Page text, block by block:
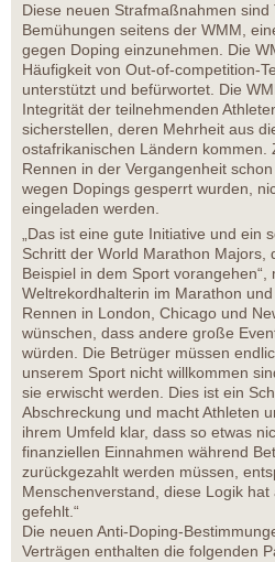
Diese neuen Strafmaßnahmen sind
Bemühungen seitens der WMM,
gegen Doping einzunehmen. Die
Häufigkeit von Out-of-competition-
unterstützt und befürwortet. Die
Integrität der teilnehmenden
sicherstellen, deren Mehrheit aus
ostafrikanischen Ländern kommen.
Rennen in der Vergangenheit
wegen Dopings gesperrt wurden,
eingeladen werden.
„Das ist eine gute Initiative und ein
Schritt der World Marathon Majors,
Beispiel in dem Sport vorangehen“,
Weltrekordhalterin im Marathon
Rennen in London, Chicago und
wünschen, dass andere große
würden. Die Betrüger müssen
unserem Sport nicht willkommen
sie erwischt werden. Dies ist ein
Abschreckung und macht Athleten
ihrem Umfeld klar, dass so etwas
finanziellen Einnahmen während
zurückgezahlt werden müssen,
Menschenverstand, diese Logik
gefehlt.“
Die neuen Anti-Doping-
Verträgen enthalten die folgenden